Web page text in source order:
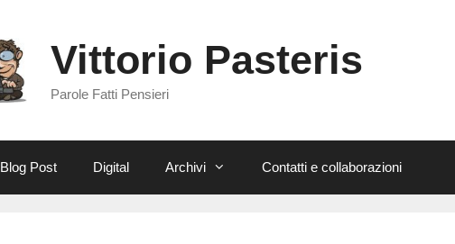
Vittorio Pasteris
Parole Fatti Pensieri
Blog Post Digital Archivi Contatti e collaborazioni